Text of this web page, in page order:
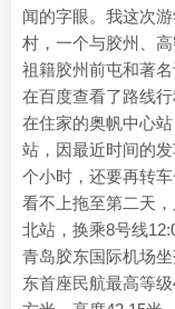
闻的字眼。我这次
村，一个与胶州、
祖籍胶州前屯和著
在百度查看了路线
在住家的奥帆中心
站，因最近时间的
个小时，还要再转
看不上拖至第二天
北站，换乘8号线
青岛胶东国际机场
东首座民航最高等